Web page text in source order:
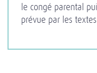
le congé parental
prévue par les